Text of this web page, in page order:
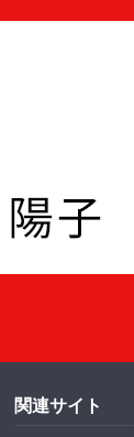
関連サイト